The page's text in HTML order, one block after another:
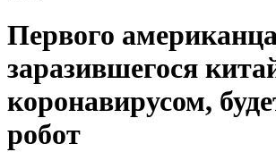
Первого
заразившегося
коронавирусом,
робот